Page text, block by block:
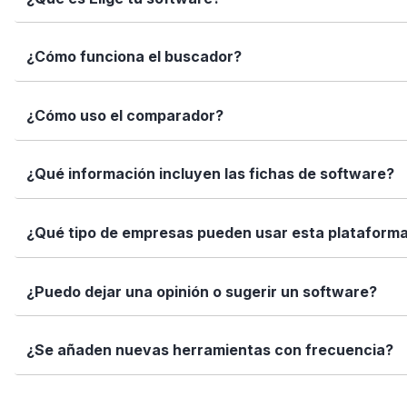
Elige tu software es una plataforma independiente que
informadas con datos reales, fichas completas y
¿Cómo funciona el buscador?
Simplemente escribe el nombre del software, una
encajan con tus necesidades.
¿Cómo uso el comparador?
Marca los softwares que te interesan y haz clic en
Así puedes ver de forma rápida cuál se adapta mejor a tu
¿Qué información incluyen las fichas de software?
Cada ficha incluye una descripción detallada, funciones
valoraciones de usuarios. Queremos que tengas toda la
¿Qué tipo de empresas pueden usar esta
Elige tu software está diseñado para todo tipo de
tamaño de tu equipo, presupuesto o sector.
¿Puedo dejar una opinión o sugerir un software?
Sí. Si quieres valorar un software que ya usas o sugerir
ayuda!
¿Se añaden nuevas herramientas con frecuencia?